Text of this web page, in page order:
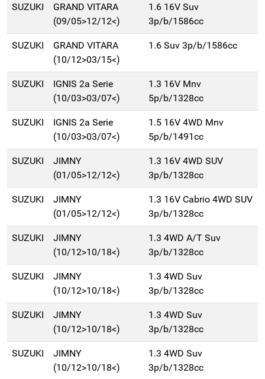
SUZUKI
GRAND VITARA
(09/05>12/12<)
1.6 16V Suv
3p/b/1586cc
SUZUKI
GRAND VITARA
(10/12>03/15<)
1.6 Suv 3p/b/1586cc
SUZUKI
IGNIS 2a Serie
(10/03>03/07<)
1.3 16V Mnv
5p/b/1328cc
SUZUKI
IGNIS 2a Serie
(10/03>03/07<)
1.5 16V 4WD Mnv
5p/b/1491cc
SUZUKI
JIMNY
(01/05>12/12<)
1.3 16V 4WD SUV
3p/b/1328cc
SUZUKI
JIMNY
(01/05>12/12<)
1.3 16V Cabrio 4WD SUV
3p/b/1328cc
SUZUKI
JIMNY
(10/12>10/18<)
1.3 4WD A/T Suv
3p/b/1328cc
SUZUKI
JIMNY
(10/12>10/18<)
1.3 4WD Suv
3p/b/1328cc
SUZUKI
JIMNY
(10/12>10/18<)
1.3 4WD Suv
3p/b/1328cc
SUZUKI
JIMNY
(10/12>10/18<)
1.3 4WD Suv
3p/b/1328cc